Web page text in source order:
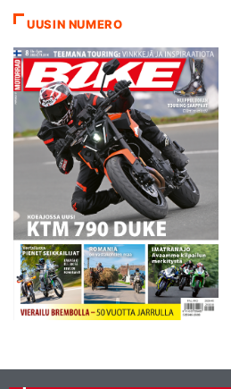
alkoikin jo sataa." Tänään
Rossin on…
UUSIN NUMERO